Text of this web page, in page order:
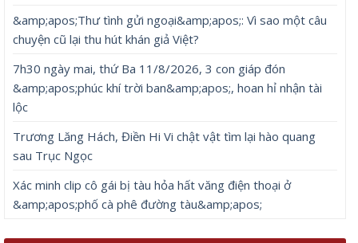
&amp;apos;Thư tình gửi ngoại&amp;apos;: Vì sao một câu
chuyện cũ lại thu hút khán giả Việt?
7h30 ngày mai, thứ Ba 11/8/2026, 3 con giáp đón
&amp;apos;phúc khí trời ban&amp;apos;, hoan hỉ nhận tài
lộc
Trương Lăng Hách, Điền Hi Vi chật vật tìm lại hào quang
sau Trục Ngọc
Xác minh clip cô gái bị tàu hỏa hất văng điện thoại ở
&amp;apos;phố cà phê đường tàu&amp;apos;